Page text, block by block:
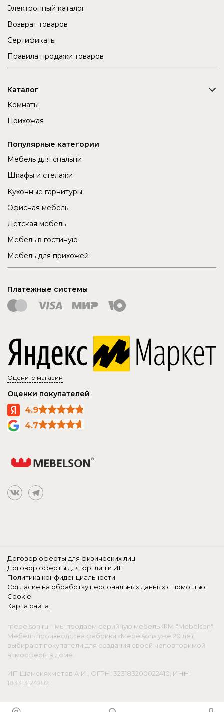
Электронный каталог
Возврат товаров
Сертификаты
Правила продажи товаров
Каталог
Комнаты
Прихожая
Популярные категории
Мебель для спальни
Шкафы и стелажи
Кухонные гарнитуры
Офисная мебель
Детская мебель
Мебель в гостиную
Мебель для прихожей
Платежные системы
Оцените магазин
Оценки покупателей
4.9
4.7
Договор оферты для физических лиц
Договор оферты для юр. лиц и ИП
Политика конфиденциальности
Согласие на обработку персональных данных с помощью
Cookie
Карта сайта
mebelson.ru – мы продаем серийную мебель ФМ "Mebelson".
Мебель производства фабрики «Mebelson» уже 20 лет
выбирают покупатели для создания своей неповторимой
атмосферы в доме.
ИП Шамсияхметов А.И., ОГРН: 323183200022410, ИНН:
183313124282